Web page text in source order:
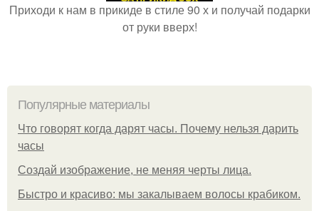
Приходи к нам в прикиде в стиле 90 х и получай подарки
от руки вверх!
Популярные материалы
Что говорят когда дарят часы. Почему нельзя дарить
часы
Создай изображение, не меняя черты лица.
Быстро и красиво: мы закалываем волосы крабиком.